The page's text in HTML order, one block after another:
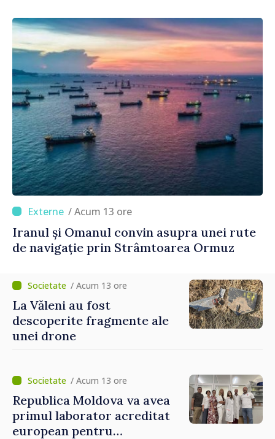
/ Acum 13 ore
Iranul și Omanul convin asupra unei rute
de navigație prin Strâmtoarea Ormuz
/ Acum 13 ore
La Văleni au fost
descoperite fragmente ale
unei drone
/ Acum 13 ore
Republica Moldova va avea
primul laborator acreditat
european pentru